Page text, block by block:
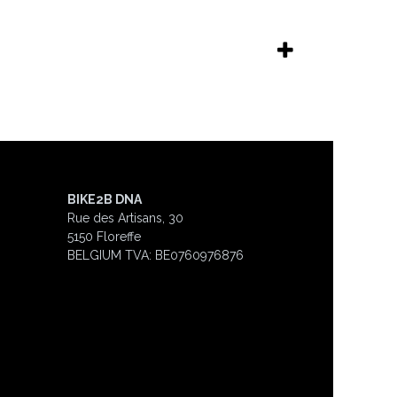
BIKE2B DNA
Rue des Artisans, 30
5150 Floreffe
BELGIUM TVA: BE0760976876